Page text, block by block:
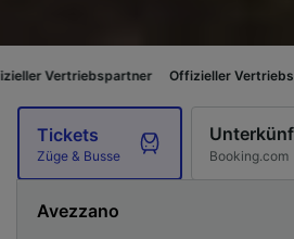
Offizieller Vertriebspartner
Tickets
Züge & Busse Booking.com